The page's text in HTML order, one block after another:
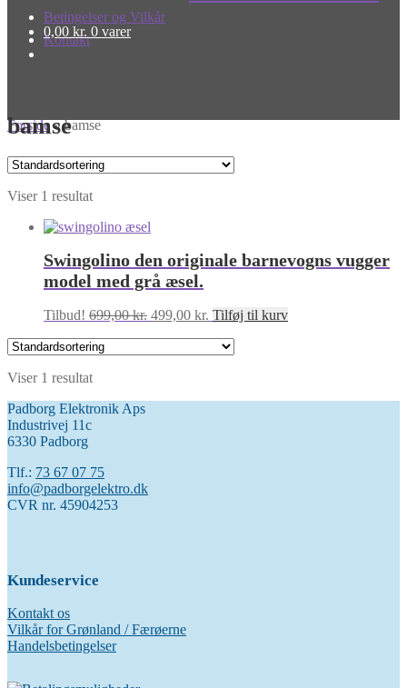
Betingelser og Vilkår
Kontakt
0,00 kr. 0 varer
Forside»bamse
bamse
Viser 1 resultat
Swingolino den originale barnevogns vugger
model med grå æsel.
Tilbud! 699,00kr. Den
499,00 kr. Den
pris
Tilføj til kurv
Viser 1 resultat
Padborg Elektronik Aps
Industrivej 11c
6330 Padborg
Tlf.: 73 67 07 75
info@padborgelektro.dk
CVR nr. 45904253
Kundeservice
Kontakt os
Vilkår for Grønland / Færøerne
Handelsbetingelser